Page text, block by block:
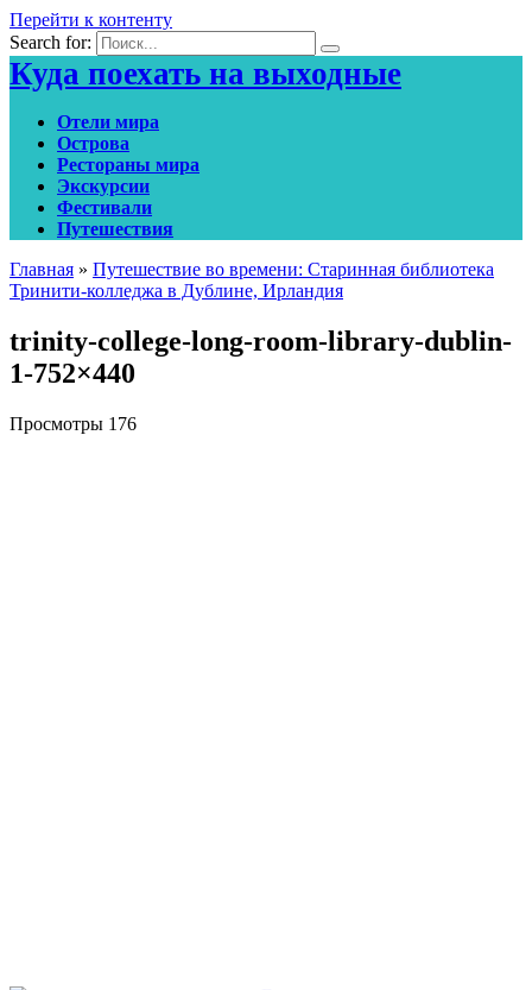
Перейти к контенту
Search for:
Куда поехать на выходные
Отели мира
Острова
Рестораны мира
Экскурсии
Фестивали
Путешествия
Главная » Путешествие во времени: Старинная библиотека
Тринити-колледжа в Дублине, Ирландия
trinity-college-long-room-library-dublin-
1-752×440
Просмотры 176